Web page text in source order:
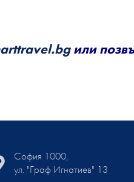
или
София 1000,
ул. "Граф Игнатиев" 13